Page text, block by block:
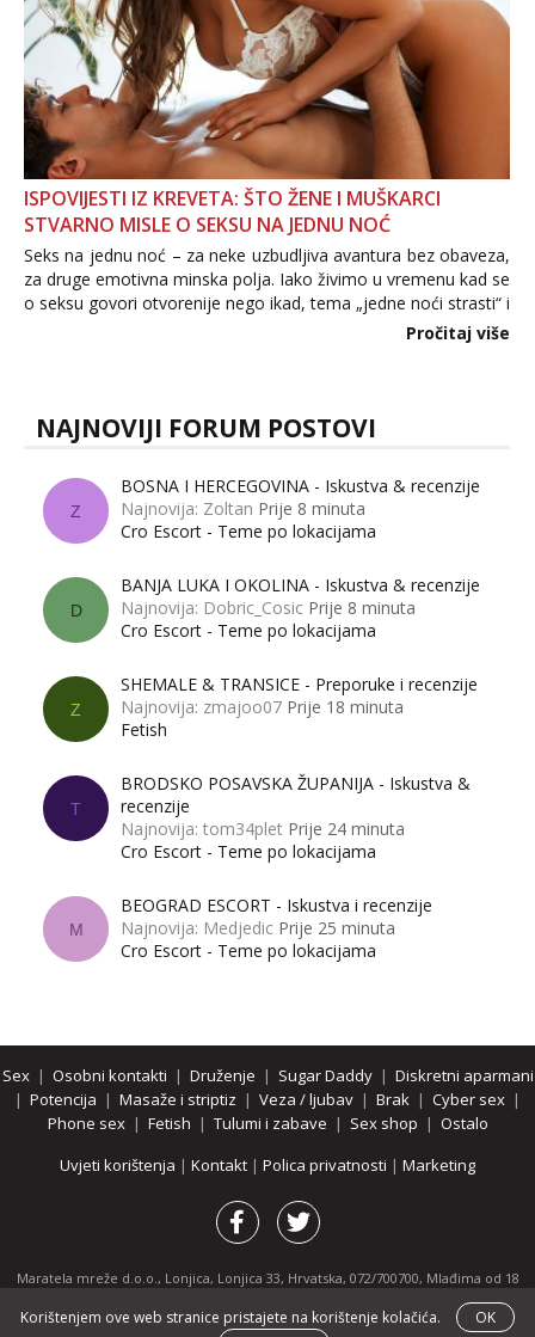
ISPOVIJESTI IZ KREVETA: ŠTO ŽENE I MUŠKARCI
STVARNO MISLE O SEKSU NA JEDNU NOĆ
Seks na jednu noć – za neke uzbudljiva avantura bez obaveza,
za druge emotivna minska polja. Iako živimo u vremenu kad se
o seksu govori otvorenije nego ikad, tema „jedne noći strasti“ i
dalje izaziva burne rasprave. Što zapravo misle žene, a što
Pročitaj više
NAJNOVIJI FORUM POSTOVI
Z
BOSNA I HERCEGOVINA - Iskustva & recenzije
Najnovija: Zoltan Prije 8 minuta
Cro Escort - Teme po lokacijama
D
BANJA LUKA I OKOLINA - Iskustva & recenzije
Najnovija: Dobric_Cosic Prije 8 minuta
Cro Escort - Teme po lokacijama
Z
SHEMALE & TRANSICE - Preporuke i recenzije
Najnovija: zmajoo07 Prije 18 minuta
Fetish
T
BRODSKO POSAVSKA ŽUPANIJA - Iskustva &
recenzije
Najnovija: tom34plet Prije 24 minuta
Cro Escort - Teme po lokacijama
M
BEOGRAD ESCORT - Iskustva i recenzije
Najnovija: Medjedic Prije 25 minuta
Cro Escort - Teme po lokacijama
Sex| Osobni kontakti | Druženje | Sugar Daddy| Diskretni aparmani
| Potencija | Masaže i striptiz | Veza / ljubav | Brak | Cyber sex |
Phone sex| Fetish | Tulumi i zabave | Sex shop | Ostalo
Uvjeti korištenja | Kontakt | Polica privatnosti | Marketing
Maratela mreže d.o.o., Lonjica, Lonjica 33, Hrvatska, 072/700700, Mlađima od 18
godina zabranjeno je pregledavanje stranice i svih njenih dijelova.
Partnerski portali:osobnikontakti.com|hotline.hr|ThePornDude.com
Korištenjem ove web stranice pristajete na korištenje kolačića.
OK